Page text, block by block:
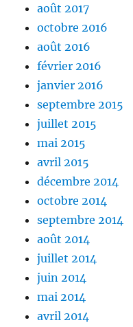
août 2017
octobre 2016
août 2016
février 2016
janvier 2016
septembre 2015
juillet 2015
mai 2015
avril 2015
décembre 2014
octobre 2014
septembre 2014
août 2014
juillet 2014
juin 2014
mai 2014
avril 2014